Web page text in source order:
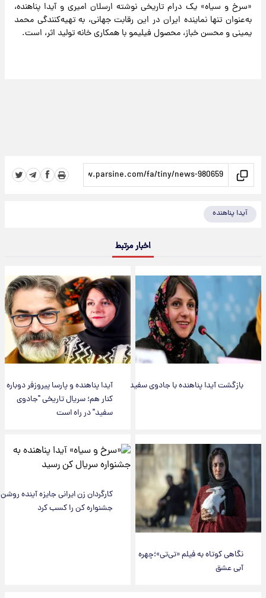
«سرخ و سیاه» یک درام تاریخی نوشته ارسلان امیری و آیدا پناهنده،
به‌عنوان تنها نماینده ایران در این رقابت جهانی، به تهیه‌کنندگی محمد
یمینی و محسن خباز، محصول فیلیمو با همکاری خانه تولید اثر، است.
آیدا پناهنده
اخبار مرتبط
بازگشت آیدا پناهنده با جادوی سفید
آیدا پناهنده و پارسا پیروزفر دوباره
کنار هم؛ سریال تاریخی "جادوی
سفید" در راه است
نگاهی کوتاه به فیلم «تی‌تی»؛چهره
آبی عشق
کارگردان زن ایرانی جایزه آینده روشن
جشنواره کن را کسب کرد